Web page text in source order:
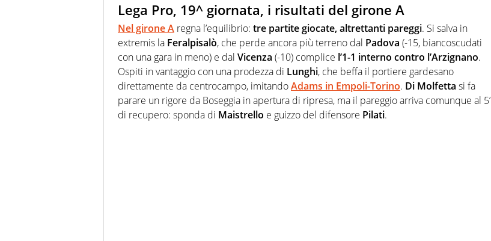
Lega Pro, 19^ giornata, i risultati del girone A
Nelgirone A regna l’equilibrio: tre partite giocate, altrettanti pareggi. Si salva in
extremis la Feralpisalò, che perde ancora più terreno dal Padova (-15, biancoscudati
con una gara in meno) e dal Vicenza (-10) complice l’1-1 interno contro l’Arzignano.
Ospiti in vantaggio con una prodezza di Lunghi, che beffa il portiere gardesano
direttamente da centrocampo, imitandoAdams in Empoli-Torino. Di Molfetta si fa
parare un rigore da Boseggia in apertura di ripresa, ma il pareggio arriva comunque al 5’
di recupero: sponda di Maistrello e guizzo del difensore Pilati.